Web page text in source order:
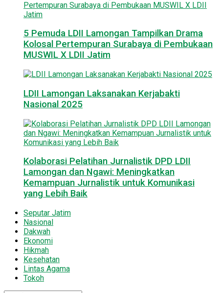
5 Pemuda LDII Lamongan Tampilkan Drama
Kolosal Pertempuran Surabaya di Pembukaan
MUSWIL X LDII Jatim
LDII Lamongan Laksanakan Kerjabakti
Nasional 2025
Kolaborasi Pelatihan Jurnalistik DPD LDII
Lamongan dan Ngawi: Meningkatkan
Kemampuan Jurnalistik untuk Komunikasi
yang Lebih Baik
Seputar Jatim
Nasional
Dakwah
Ekonomi
Hikmah
Kesehatan
Lintas Agama
Tokoh